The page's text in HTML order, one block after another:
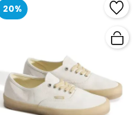
20%